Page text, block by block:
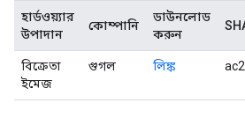
হার্ডওয়্যার
উপাদান
কোম্পানি
ডাউনলোড
করুন
বিক্রেতা
ইমেজ
গুগল লিঙ্ক